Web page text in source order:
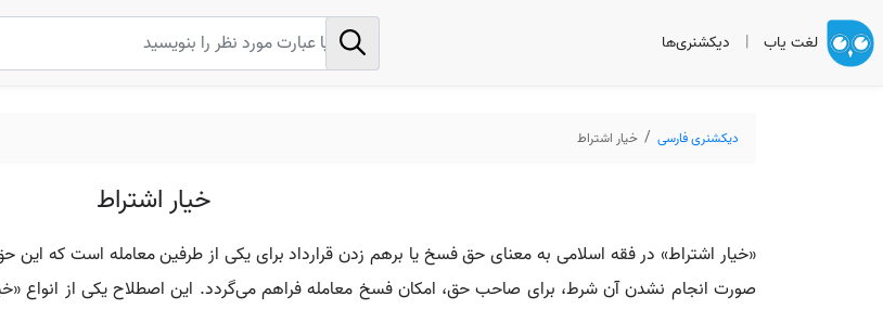
لغت یاب | دیکشنری‌ها
دیکشنری فارسی خیار اشتراط
خیار اشتراط
«خیار اشتراط» در فقه اسلامی به معنای حق فسخ یا برهم زدن قرارداد برای یکی از طرفین معامله است که
صورت انجام نشدن آن شرط، برای صاحب حق، امکان فسخ معامله فراهم می‌گردد. این اصطلاح یکی از انواع